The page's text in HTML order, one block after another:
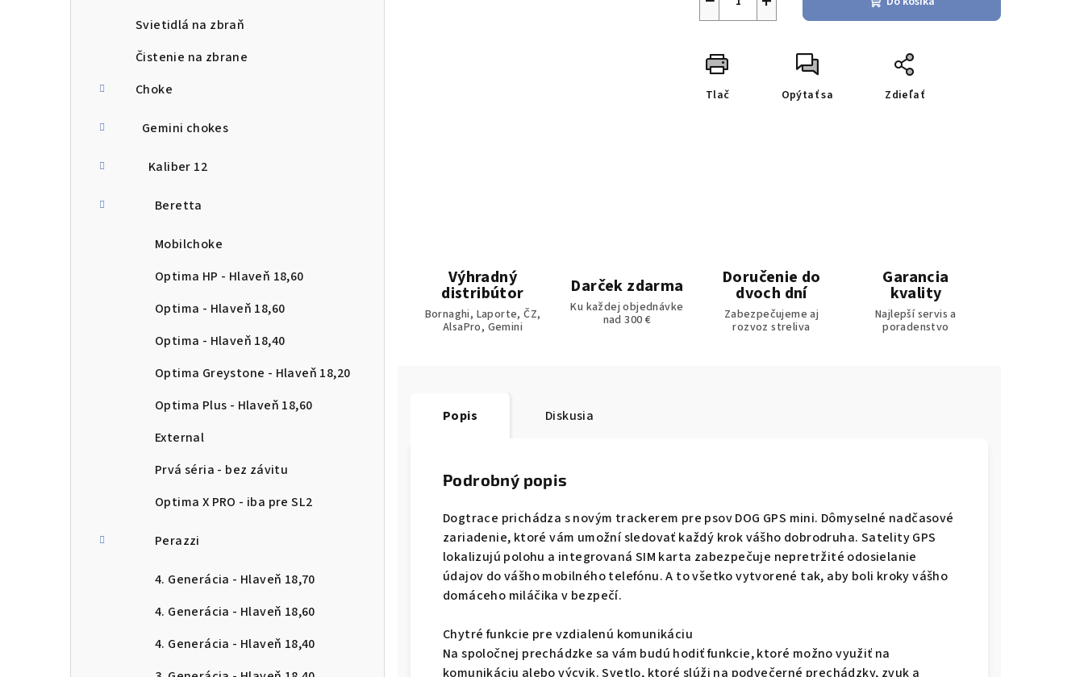
Svietidlá na zbraň
Čistenie na zbrane
Choke
Gemini chokes
Kaliber 12
Beretta
Mobilchoke
Optima HP - Hlaveň 18,60
Optima - Hlaveň 18,60
Optima - Hlaveň 18,40
Optima Greystone - Hlaveň 18,20
Optima Plus - Hlaveň 18,60
External
Prvá séria - bez závitu
Optima X PRO - iba pre SL2
Perazzi
4. Generácia - Hlaveň 18,70
4. Generácia - Hlaveň 18,60
4. Generácia - Hlaveň 18,40
Tlač Opýtať sa Zdieľať
Výhradný
distribútor
Bornaghi, Laporte, ČZ,
AlsaPro, Gemini
Darček zdarma
Ku každej objednávke
nad 300 €
Doručenie do
dvoch dní
Zabezpečujeme aj
rozvoz streliva
Garancia
kvality
Najlepší servis a
poradenstvo
Popis Diskusia
Podrobný popis
Dogtrace prichádza s novým trackerem pre psov DOG GPS mini. Dômyselné nadčasové
zariadenie, ktoré vám umožní sledovať každý krok vášho dobrodruha. Satelity GPS
lokalizujú polohu a integrovaná SIM karta zabezpečuje nepretržité odosielanie
údajov do vášho mobilného telefónu. A to všetko vytvorené tak, aby boli kroky vášho
domáceho miláčika v bezpečí.
Chytré funkcie pre vzdialenú komunikáciu
Na spoločnej prechádzke sa vám budú hodiť funkcie, ktoré možno využiť na
komunikáciu alebo výcvik. Svetlo, ktoré slúži na podvečerné prechádzky, zvuk a